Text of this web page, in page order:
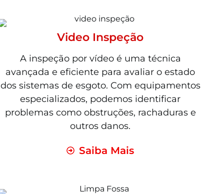
Video Inspeção
A inspeção por vídeo é uma técnica
avançada e eficiente para avaliar o estado
dos sistemas de esgoto. Com equipamentos
especializados, podemos identificar
problemas como obstruções, rachaduras e
outros danos.
Saiba Mais